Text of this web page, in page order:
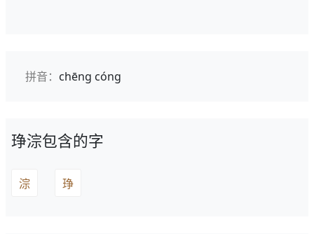
拼音： chēng cóng
琤淙包含的字
淙 琤